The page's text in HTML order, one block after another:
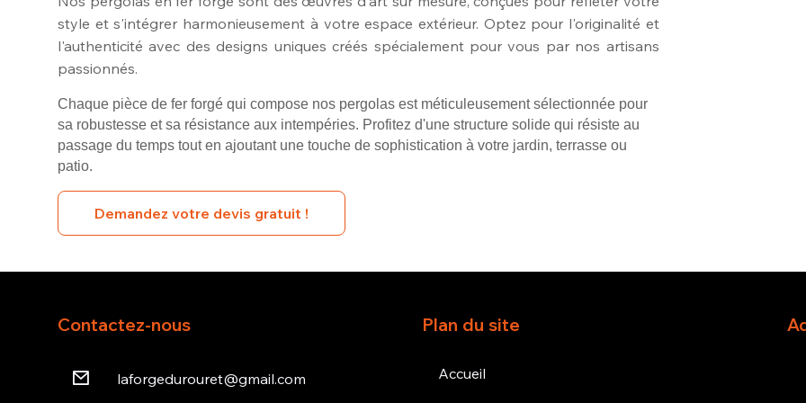
style et s'intégrer harmonieusement à votre espace extérieur. Optez pour l'originalité et
l'authenticité avec des designs uniques créés spécialement pour vous par nos artisans
passionnés.
Chaque pièce de fer forgé qui compose nos pergolas est méticuleusement sélectionnée pour
sa robustesse et sa résistance aux intempéries. Profitez d'une structure solide qui résiste au
passage du temps tout en ajoutant une touche de sophistication à votre jardin, terrasse ou
patio.
Demandez votre devis gratuit !
Contactez-nous
laforgedurouret@gmail.com
Plan du site
Accueil